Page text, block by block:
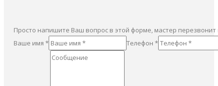
Просто напишите Ваш вопрос в этой форме, мастер
Ваше имя *
Телефон *